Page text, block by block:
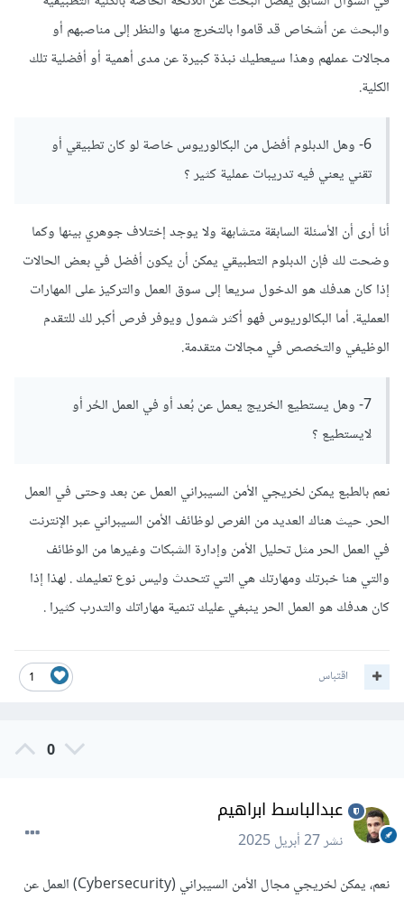
والبحث عن أشخاص قد قاموا بالتخرج منها والنظر إلى مناصبهم أو
مجالات عملهم وهذا سيعطيك نبذة كبيرة عن مدى أهمية أو أفضلية تلك
الكلية.
6- وهل الدبلوم أفضل من البكالوريوس خاصة لو كان تطبيقي أو
تقني يعني فيه تدريبات عملية كثير ؟
أنا أرى أن الأسئلة السابقة متشابهة ولا يوجد إختلاف جوهري بينها وكما
وضحت لك فإن الدبلوم التطبيقي يمكن أن يكون أفضل في بعض الحالات
إذا كان هدفك هو الدخول سريعا إلى سوق العمل والتركيز على المهارات
العملية. أما البكالوريوس فهو أكثر شمول ويوفر فرص أكبر لك للتقدم
الوظيفي والتخصص في مجالات متقدمة.
7- وهل يستطيع الخريج يعمل عن بُعد أو في العمل الحُر أو
لايستطيع ؟
نعم بالطبع يمكن لخريجي الأمن السيبراني العمل عن بعد وحتى في العمل
الحر. حيث هناك العديد من الفرص لوظائف الأمن السيبراني عبر الإنترنت
في العمل الحر مثل تحليل الأمن وإدارة الشبكات وغيرها من الوظائف
والتي هنا خبرتك ومهارتك هي التي تتحدث وليس نوع تعليمك . لهذا إذا
كان هدفك هو العمل الحر ينبغي عليك تنمية مهاراتك والتدرب كثيرا .
1 اقتباس
0
عبدالباسط ابراهيم
نشر27 أبريل 2025
نعم، يمكن لخريجي مجال الأمن السيبراني (Cybersecurity) العمل عن